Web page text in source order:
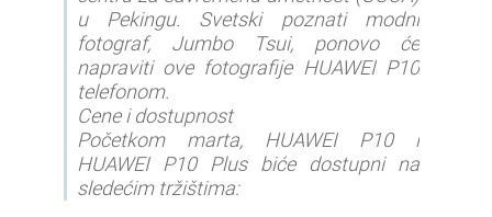
u Pekingu. Svetski poznati modni
fotograf, Jumbo Tsui, ponovo će
napraviti ove fotografije HUAWEI P10
telefonom.
Cene i dostupnost
Početkom marta, HUAWEI P10 i
HUAWEI P10 Plus biće dostupni na
sledećim tržištima: